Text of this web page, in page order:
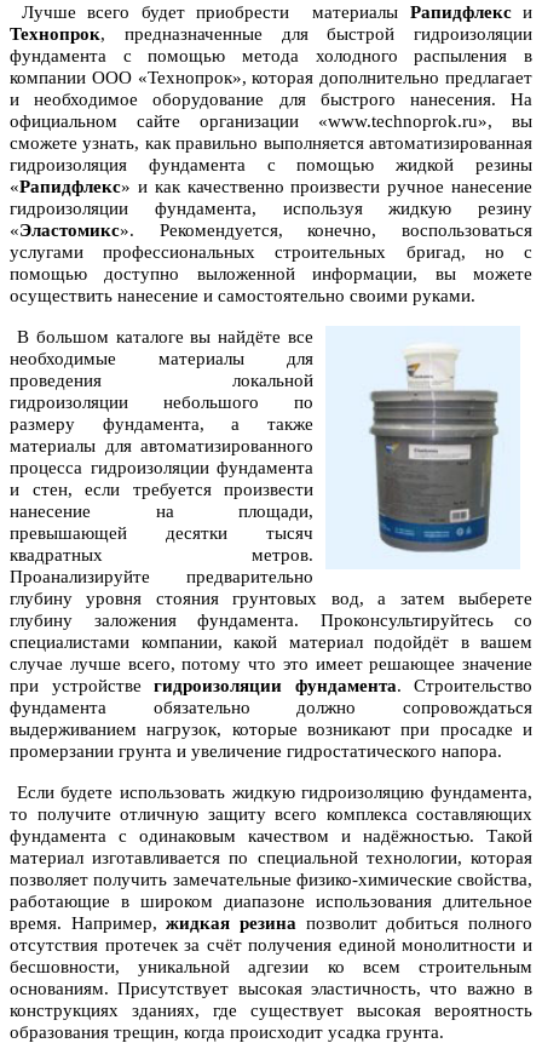
Лучше всего будет приобрести материалы Рапидфлекси
Технопрок, предназначенные для быстрой гидроизоляции
фундамента с помощью метода холодного распыления в
компании ООО «Технопрок», которая дополнительно предлагает
и необходимое оборудование для быстрого нанесения. На
официальном сайте организации «www.technoprok.ru», вы
сможете узнать, как правильно выполняется автоматизированная
гидроизоляция фундамента с помощью жидкой резины
«Рапидфлекс» и как качественно произвести ручное нанесение
гидроизоляции фундамента, используя жидкую резину
«Эластомикс». Рекомендуется, конечно, воспользоваться
услугами профессиональных строительных бригад, но с
помощью доступно выложенной информации, вы можете
осуществить нанесение и самостоятельно своими руками.
В большом каталоге вы найдёте все
необходимые материалы для
проведения локальной
гидроизоляции небольшого по
размеру фундамента, а также
материалы для автоматизированного
процесса гидроизоляции фундамента
и стен, если требуется произвести
нанесение на площади,
превышающей десятки тысяч
квадратных метров.
Проанализируйте предварительно
глубину уровня стояния грунтовых вод, а затем выберете
глубину заложения фундамента. Проконсультируйтесь со
специалистами компании, какой материал подойдёт в вашем
случае лучше всего, потому что это имеет решающее значение
при устройстве гидроизоляции фундамента. Строительство
фундамента обязательно должно сопровождаться
выдерживанием нагрузок, которые возникают при просадке и
промерзании грунта и увеличение гидростатического напора.
Если будете использовать жидкую гидроизоляцию фундамента,
то получите отличную защиту всего комплекса составляющих
фундамента с одинаковым качеством и надёжностью. Такой
материал изготавливается по специальной технологии, которая
позволяет получить замечательные физико-химические свойства,
работающие в широком диапазоне использования длительное
время. Например,жидкая резина позволит добиться полного
отсутствия протечек за счёт получения единой монолитности и
бесшовности, уникальной адгезии ко всем строительным
основаниям. Присутствует высокая эластичность, что важно в
конструкциях зданиях, где существует высокая вероятность
образования трещин, когда происходит усадка грунта.